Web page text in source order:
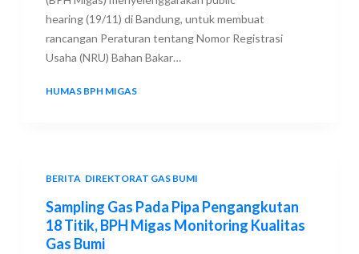
hearing (19/11) di Bandung, untuk membuat
rancangan Peraturan tentang Nomor Registrasi
Usaha (NRU) Bahan Bakar…
HUMAS BPH MIGAS
BERITA, DIREKTORAT GAS BUMI
Sampling Gas Pada Pipa Pengangkutan
18 Titik, BPH Migas Monitoring Kualitas
Gas Bumi